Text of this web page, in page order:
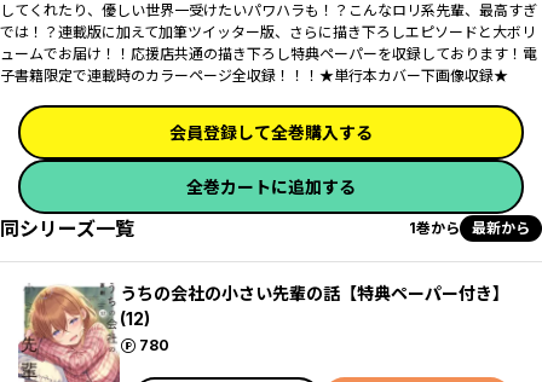
してくれたり、優しい世界一受けたいパワハラも！？こんなロリ系先輩、最高すぎ
では！？連載版に加えて加筆ツイッター版、さらに描き下ろしエピソードと大ボリ
ュームでお届け！！応援店共通の描き下ろし特典ペーパーを収録しております！電
子書籍限定で連載時のカラーページ全収録！！！★単行本カバー下画像収録★
会員登録して全巻購入する
全巻カートに追加する
同シリーズ一覧 1巻から 最新から
うちの会社の小さい先輩の話【特典ペーパー付き】
(12)
780
ポイント